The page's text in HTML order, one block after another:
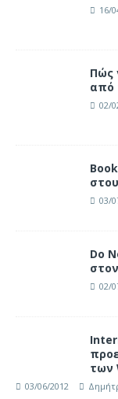
16/
Πώς
από
02/
03/
Do
02/
των
03/06/2012